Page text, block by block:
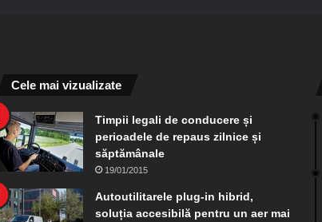
Cele mai vizualizate
Timpii legali de conducere și
perioadele de repaus zilnice și
săptămânale
19/01/2015
Autoutilitarele plug-in hibrid,
soluția accesibilă pentru un aer mai